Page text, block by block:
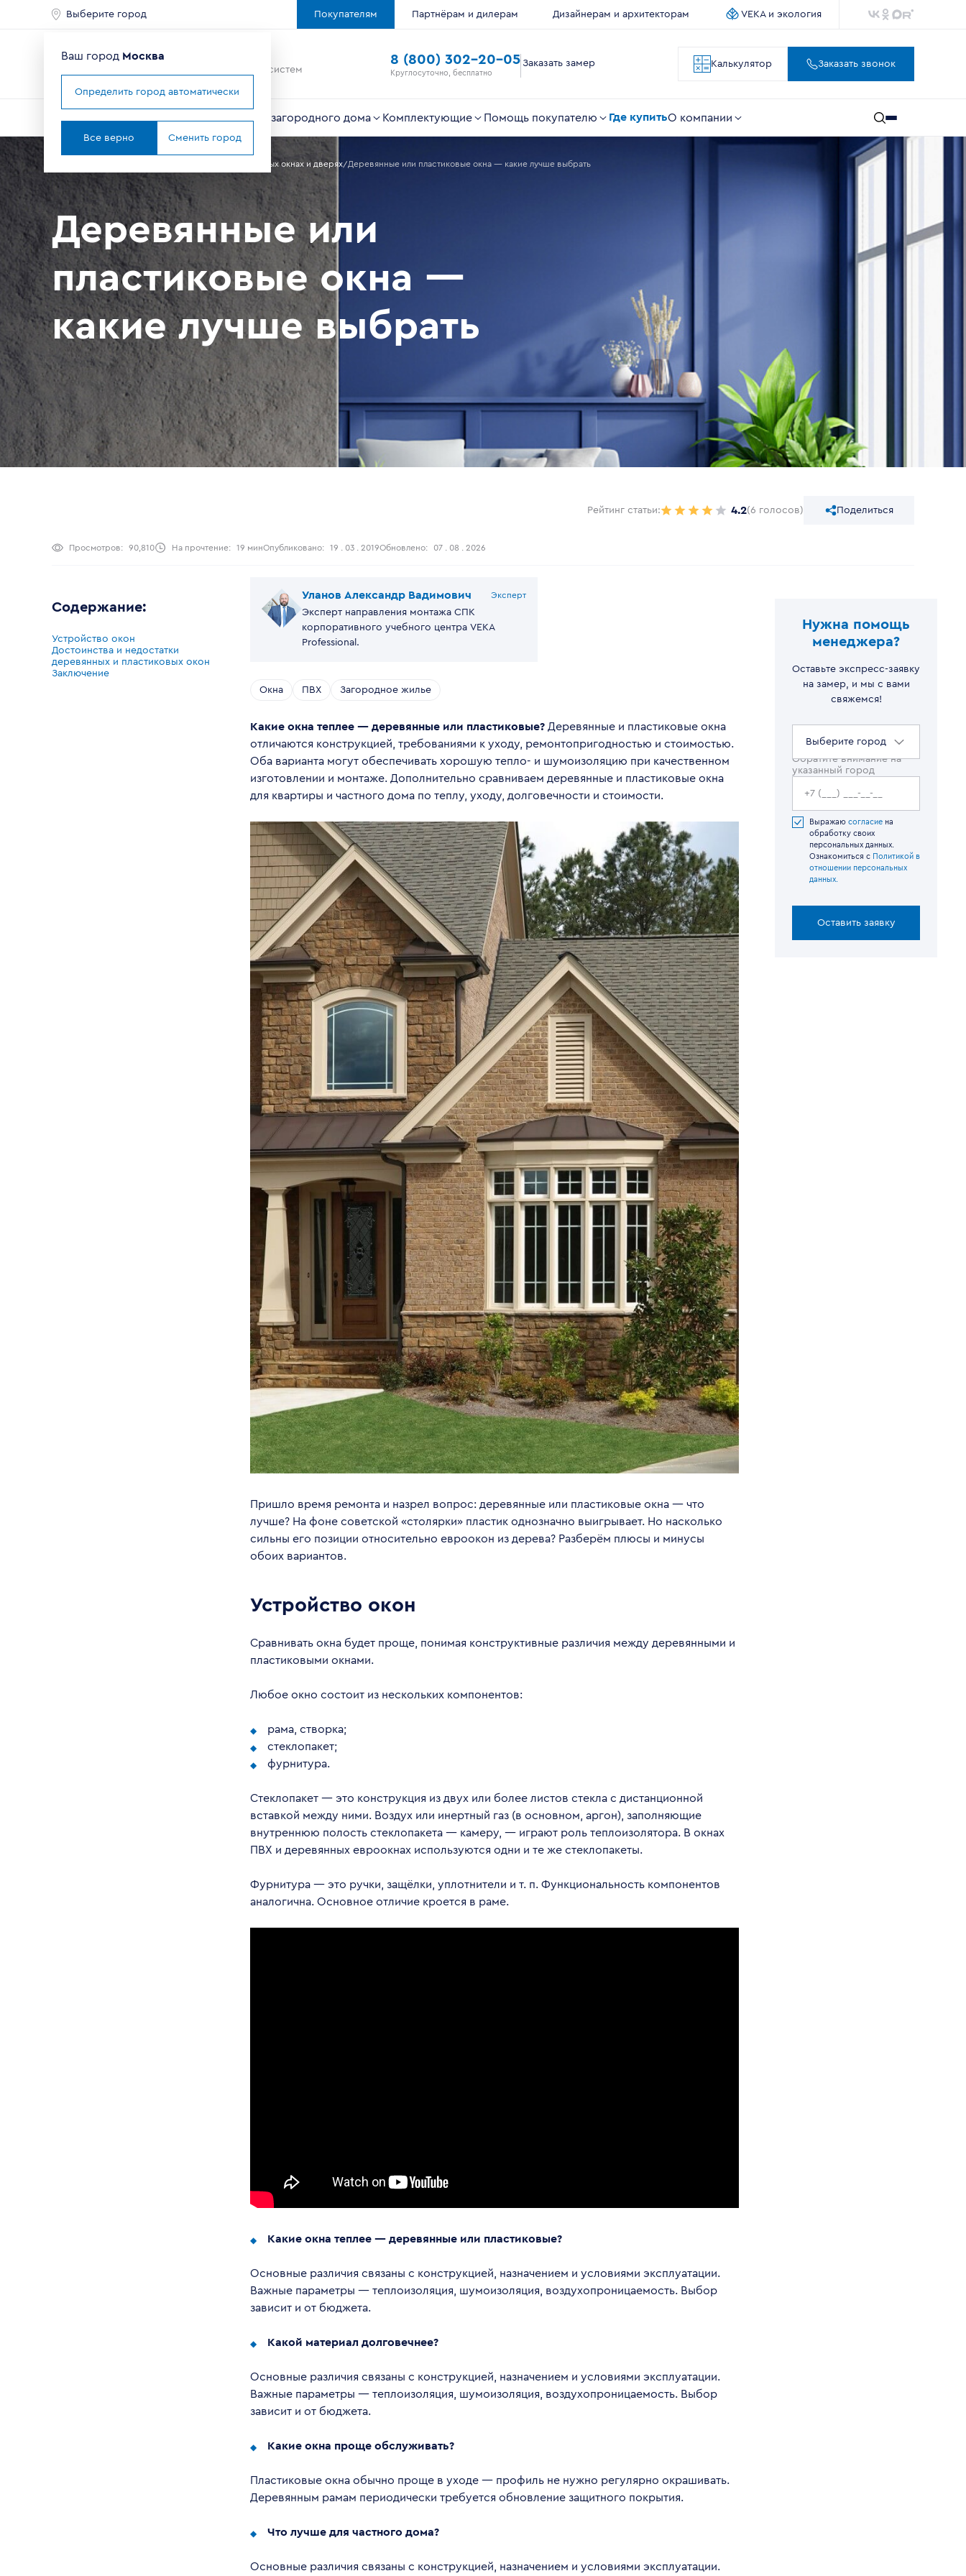
Выберите город Покупателям Партнёрам и дилерам Дизайнерам и архитекторам VEKA и экология
Ведущий мировой
производитель оконных систем
8 (800) 302-20-05
Круглосуточно, бесплатно
Заказать замер Калькулятор Заказать звонок
Для загородного дома Комплектующие Помощь покупателю Где купитьО компании
Статьи о пластиковых окнах и дверях Деревянные или пластиковые окна — какие лучше выбрать
Деревянные или
пластиковые окна —
какие лучше выбрать
Рейтинг статьи: 4.2(6 голосов) Поделиться
Просмотров: 90,810 На прочтение: 19 минОпубликовано: 19 . 03 . 2019Обновлено: 07 . 08 . 2026
Содержание:
Устройство окон
Достоинства и недостатки
деревянных и пластиковых окон
Заключение
Уланов Александр Вадимович Эксперт
Эксперт направления монтажа СПК
корпоративного учебного центра VEKA
Professional.
Окна ПВХ Загородное жилье
Какие окна теплее — деревянные или пластиковые? Деревянные и пластиковые окна
отличаются конструкцией, требованиями к уходу, ремонтопригодностью и стоимостью.
Оба варианта могут обеспечивать хорошую тепло- и шумоизоляцию при качественном
изготовлении и монтаже. Дополнительно сравниваем деревянные и пластиковые окна
для квартиры и частного дома по теплу, уходу, долговечности и стоимости.
Пришло время ремонта и назрел вопрос: деревянные или пластиковые окна — что
лучше? На фоне советской «столярки» пластик однозначно выигрывает. Но насколько
сильны его позиции относительно евроокон из дерева? Разберём плюсы и минусы
обоих вариантов.
Устройство окон
Сравнивать окна будет проще, понимая конструктивные различия между деревянными и
пластиковыми окнами.
Любое окно состоит из нескольких компонентов:
рама, створка;
стеклопакет;
фурнитура.
Стеклопакет — это конструкция из двух или более листов стекла с дистанционной
вставкой между ними. Воздух или инертный газ (в основном, аргон), заполняющие
внутреннюю полость стеклопакета — камеру, — играют роль теплоизолятора. В окнах
ПВХ и деревянных евроокнах используются одни и те же стеклопакеты.
Фурнитура — это ручки, защёлки, уплотнители и т. п. Функциональность компонентов
аналогична. Основное отличие кроется в раме.
Какие окна теплее — деревянные или пластиковые?
Основные различия связаны с конструкцией, назначением и условиями эксплуатации.
Важные параметры — теплоизоляция, шумоизоляция, воздухопроницаемость. Выбор
зависит и от бюджета.
Какой материал долговечнее?
Основные различия связаны с конструкцией, назначением и условиями эксплуатации.
Важные параметры — теплоизоляция, шумоизоляция, воздухопроницаемость. Выбор
зависит и от бюджета.
Какие окна проще обслуживать?
Пластиковые окна обычно проще в уходе — профиль не нужно регулярно окрашивать.
Деревянным рамам периодически требуется обновление защитного покрытия.
Что лучше для частного дома?
Основные различия связаны с конструкцией, назначением и условиями эксплуатации.
Нужна помощь
менеджера?
Оставьте экспресс-заявку
на замер, и мы с вами
свяжемся!
Выберите город
Обратите внимание на
указанный город
Выражаю согласие на
обработку своих
персональных данных.
Ознакомиться с Политикой в
отношении персональных
данных.
Оставить заявку
Ваш город Москва
Определить город автоматически
Все верно Сменить город